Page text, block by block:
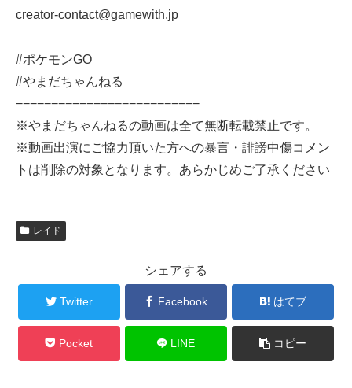
creator-contact@gamewith.jp
#ポケモンGO
#やまだちゃんねる
−−−−−−−−−−−−−−−−−−−−−−−−−−
※やまだちゃんねるの動画は全て無断転載禁止です。
※動画出演にご協力頂いた方への暴言・誹謗中傷コメン
トは削除の対象となります。あらかじめご了承ください
レイド
シェアする
Twitter Facebook はてブ
Pocket LINE コピー